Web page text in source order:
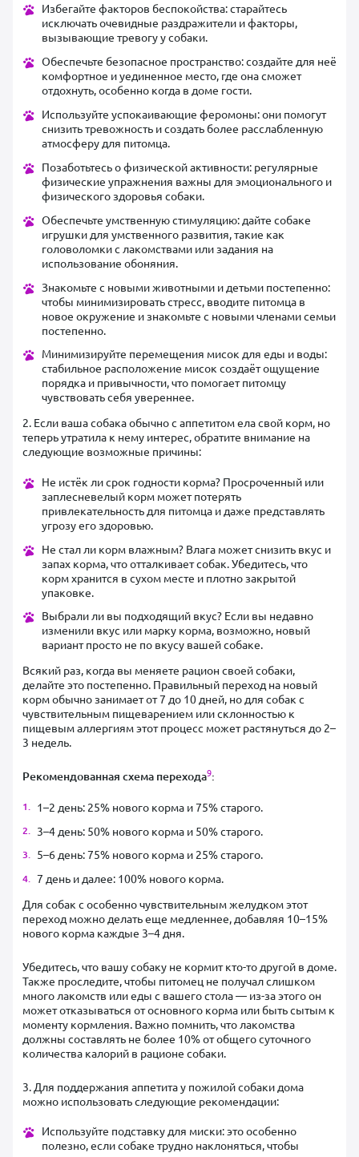
Избегайте факторов беспокойства: старайтесь
исключать очевидные раздражители и факторы,
вызывающие тревогу у собаки.
Обеспечьте безопасное пространство: создайте для неё
комфортное и уединенное место, где она сможет
отдохнуть, особенно когда в доме гости.
Используйте успокаивающие феромоны: они помогут
снизить тревожность и создать более расслабленную
атмосферу для питомца.
Позаботьтесь о физической активности: регулярные
физические упражнения важны для эмоционального и
физического здоровья собаки.
Обеспечьте умственную стимуляцию: дайте собаке
игрушки для умственного развития, такие как
головоломки с лакомствами или задания на
использование обоняния.
Знакомьте с новыми животными и детьми постепенно:
чтобы минимизировать стресс, вводите питомца в
новое окружение и знакомьте с новыми членами семьи
постепенно.
Минимизируйте перемещения мисок для еды и воды:
стабильное расположение мисок создаёт ощущение
порядка и привычности, что помогает питомцу
чувствовать себя увереннее.
2. Если ваша собака обычно с аппетитом ела свой корм, но
теперь утратила к нему интерес, обратите внимание на
следующие возможные причины:
Не истёк ли срок годности корма? Просроченный или
заплесневелый корм может потерять
привлекательность для питомца и даже представлять
угрозу его здоровью.
Не стал ли корм влажным? Влага может снизить вкус и
запах корма, что отталкивает собак. Убедитесь, что
корм хранится в сухом месте и плотно закрытой
упаковке.
Выбрали ли вы подходящий вкус? Если вы недавно
изменили вкус или марку корма, возможно, новый
вариант просто не по вкусу вашей собаке.
Всякий раз, когда вы меняете рацион своей собаки,
делайте это постепенно. Правильный переход на новый
корм обычно занимает от 7 до 10 дней, но для собак с
чувствительным пищеварением или склонностью к
пищевым аллергиям этот процесс может растянуться до 2–
3 недель.
Рекомендованная схема перехода9:
1–2 день: 25% нового корма и 75% старого.
3–4 день: 50% нового корма и 50% старого.
5–6 день: 75% нового корма и 25% старого.
7 день и далее: 100% нового корма.
Для собак с особенно чувствительным желудком этот
переход можно делать еще медленнее, добавляя 10–15%
нового корма каждые 3–4 дня.
Убедитесь, что вашу собаку не кормит кто-то другой в доме.
Также проследите, чтобы питомец не получал слишком
много лакомств или еды с вашего стола — из-за этого он
может отказываться от основного корма или быть сытым к
моменту кормления. Важно помнить, что лакомства
должны составлять не более 10% от общего суточного
количества калорий в рационе собаки.
3. Для поддержания аппетита у пожилой собаки дома
можно использовать следующие рекомендации:
Используйте подставку для миски: это особенно
полезно, если собаке трудно наклоняться, чтобы